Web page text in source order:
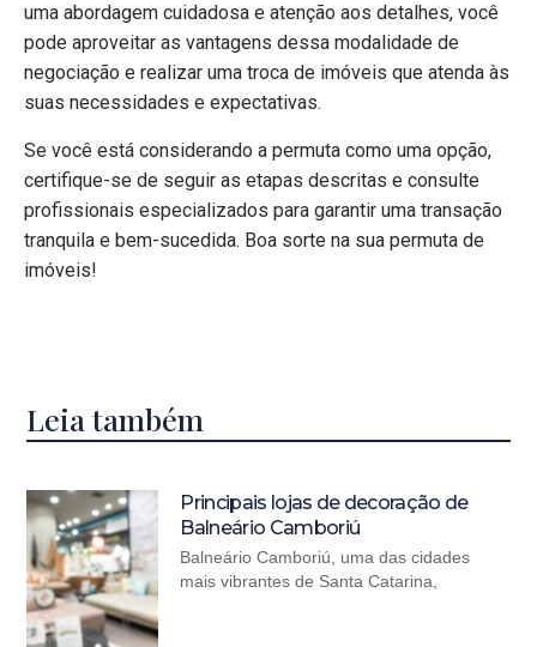
uma abordagem cuidadosa e atenção aos detalhes, você
pode aproveitar as vantagens dessa modalidade de
negociação e realizar uma troca de imóveis que atenda às
suas necessidades e expectativas.
Se você está considerando a permuta como uma opção,
certifique-se de seguir as etapas descritas e consulte
profissionais especializados para garantir uma transação
tranquila e bem-sucedida. Boa sorte na sua permuta de
imóveis!
Leia também
Principais lojas de decoração de
Balneário Camboriú
Balneário Camboriú, uma das cidades
mais vibrantes de Santa Catarina,